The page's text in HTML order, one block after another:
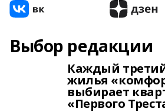
Выбор редакции
Каждый
жилья
выбирает
«Первого